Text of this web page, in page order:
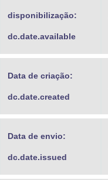
disponibilização:
dc.date.available
Data de criação:
dc.date.created
Data de envio:
dc.date.issued